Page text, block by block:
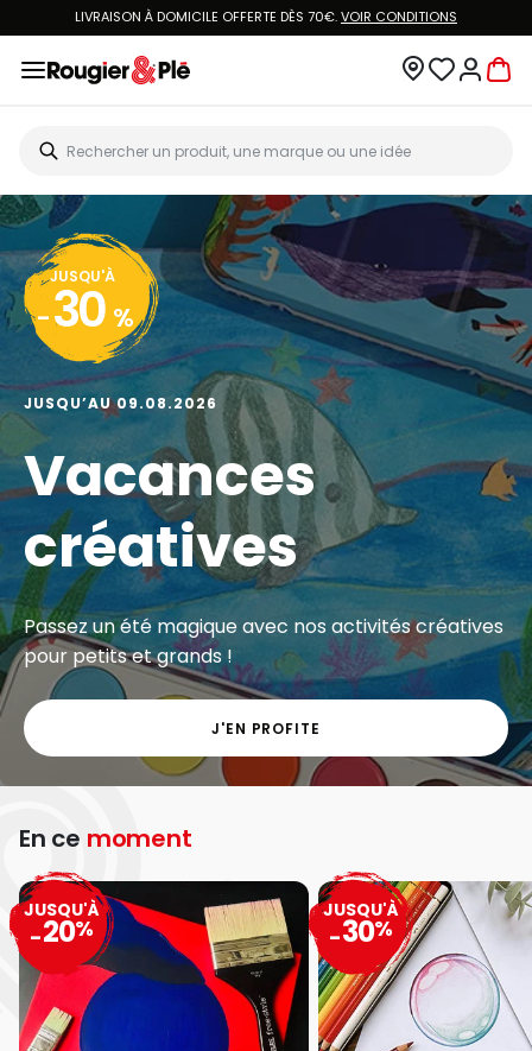
LIVRAISON À DOMICILE OFFERTE DÈS 70€.VOIR CONDITIONS
JUSQU'À
- 30 %
JUSQU’AU 09.08.2026
Vacances
créatives
Passez un été magique avec nos activités créatives
pour petits et grands !
J'EN PROFITE
En ce moment
JUSQU'À
-20%
JUSQU'À
-30%